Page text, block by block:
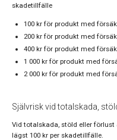
skadetillfälle
100 kr för produkt med
200 kr för produkt med
400 kr för produkt med
1 000 kr för produkt med
2 000 kr för produkt med
Självrisk vid totalskada,
Vid totalskada, stöld eller förlust
lägst 100 kr per skadetillfälle.